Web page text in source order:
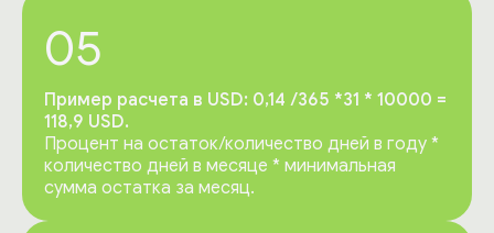
05
Пример расчета в USD: 0,14 /365 *31 * 10000 =
118,9 USD.
Процент на остаток/количество дней в году *
количество дней в месяце * минимальная
сумма остатка за месяц.